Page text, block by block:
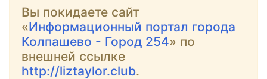
Вы покидаете сайт
«Информационный портал города
Колпашево - Город 254» по
внешней ссылке
http://liztaylor.club.